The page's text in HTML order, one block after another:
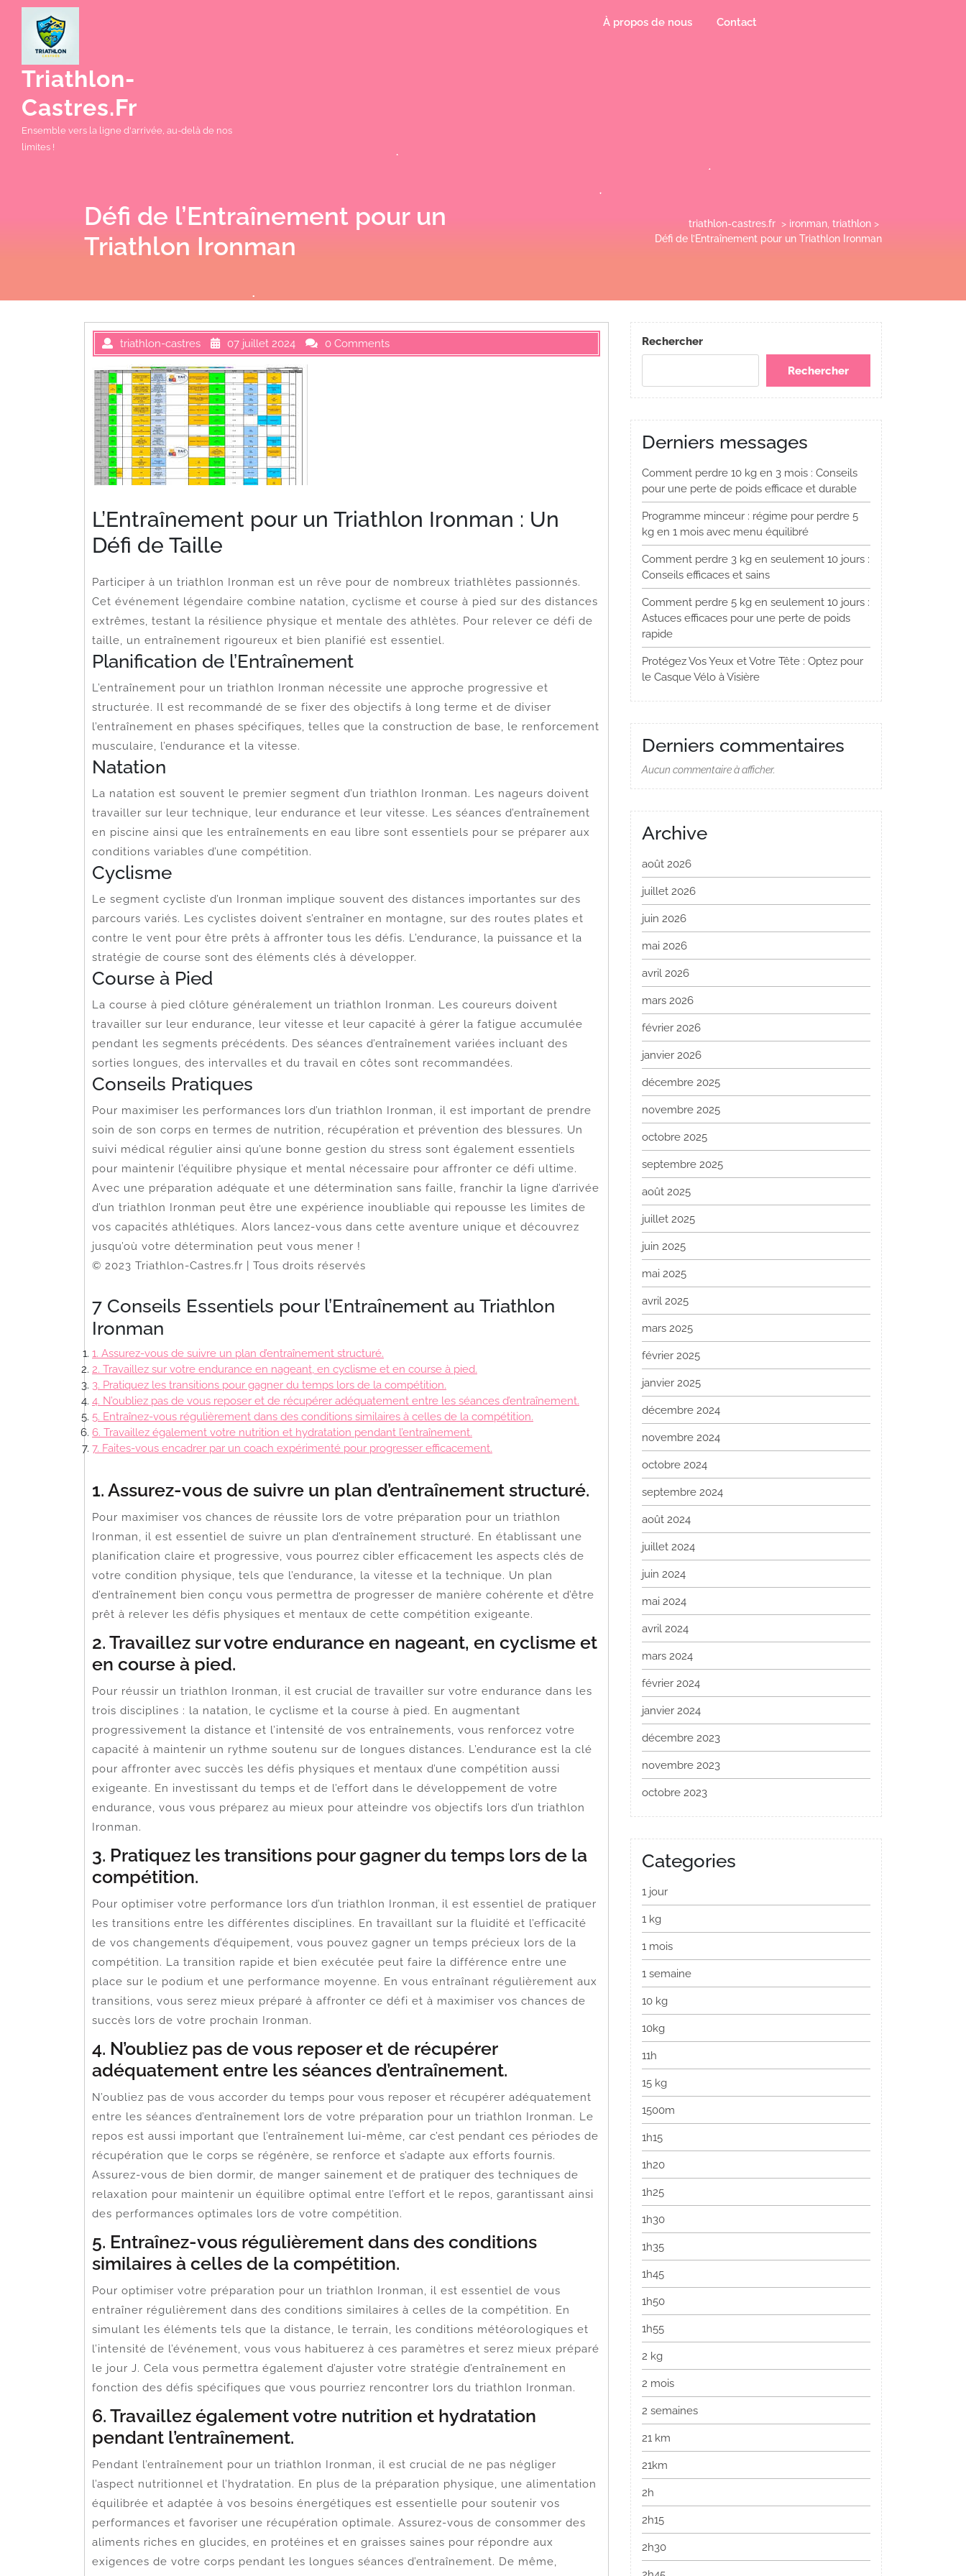
Triathlon-
Castres.fr
Ensemble vers la ligne d'arrivée, au-delà de nos
limites !
À propos de nous Contact
Défi de l’Entraînement pour un
Triathlon Ironman
triathlon-castres.fr > ironman triathlon >
Défi de l’Entraînement pour un Triathlon Ironman
triathlon-castres 07 juillet 2024 0 Comments
L’Entraînement pour un Triathlon Ironman : Un
Défi de Taille
Participer à un triathlon Ironman est un rêve pour de nombreux triathlètes passionnés.
Cet événement légendaire combine natation, cyclisme et course à pied sur des distances
extrêmes, testant la résilience physique et mentale des athlètes. Pour relever ce défi de
taille, un entraînement rigoureux et bien planifié est essentiel.
Planification de l’Entraînement
L’entraînement pour un triathlon Ironman nécessite une approche progressive et
structurée. Il est recommandé de se fixer des objectifs à long terme et de diviser
l’entraînement en phases spécifiques, telles que la construction de base, le renforcement
musculaire, l’endurance et la vitesse.
Natation
La natation est souvent le premier segment d’un triathlon Ironman. Les nageurs doivent
travailler sur leur technique, leur endurance et leur vitesse. Les séances d’entraînement
en piscine ainsi que les entraînements en eau libre sont essentiels pour se préparer aux
conditions variables d’une compétition.
Cyclisme
Le segment cycliste d’un Ironman implique souvent des distances importantes sur des
parcours variés. Les cyclistes doivent s’entraîner en montagne, sur des routes plates et
contre le vent pour être prêts à affronter tous les défis. L’endurance, la puissance et la
stratégie de course sont des éléments clés à développer.
Course à Pied
La course à pied clôture généralement un triathlon Ironman. Les coureurs doivent
travailler sur leur endurance, leur vitesse et leur capacité à gérer la fatigue accumulée
pendant les segments précédents. Des séances d’entraînement variées incluant des
sorties longues, des intervalles et du travail en côtes sont recommandées.
Conseils Pratiques
Pour maximiser les performances lors d’un triathlon Ironman, il est important de prendre
soin de son corps en termes de nutrition, récupération et prévention des blessures. Un
suivi médical régulier ainsi qu’une bonne gestion du stress sont également essentiels
pour maintenir l’équilibre physique et mental nécessaire pour affronter ce défi ultime.
Avec une préparation adéquate et une détermination sans faille, franchir la ligne d’arrivée
d’un triathlon Ironman peut être une expérience inoubliable qui repousse les limites de
vos capacités athlétiques. Alors lancez-vous dans cette aventure unique et découvrez
jusqu’où votre détermination peut vous mener !
© 2023 Triathlon-Castres.fr | Tous droits réservés
7 Conseils Essentiels pour l’Entraînement au Triathlon
Ironman
1. Assurez-vous de suivre un plan d’entraînement structuré.
2. Travaillez sur votre endurance en nageant, en cyclisme et en course à pied.
3. Pratiquez les transitions pour gagner du temps lors de la compétition.
4. N’oubliez pas de vous reposer et de récupérer adéquatement entre les séances d’entraînement.
5. Entraînez-vous régulièrement dans des conditions similaires à celles de la compétition.
6. Travaillez également votre nutrition et hydratation pendant l’entraînement.
7. Faites-vous encadrer par un coach expérimenté pour progresser efficacement.
1. Assurez-vous de suivre un plan d’entraînement structuré.
Pour maximiser vos chances de réussite lors de votre préparation pour un triathlon
Ironman, il est essentiel de suivre un plan d’entraînement structuré. En établissant une
planification claire et progressive, vous pourrez cibler efficacement les aspects clés de
votre condition physique, tels que l’endurance, la vitesse et la technique. Un plan
d’entraînement bien conçu vous permettra de progresser de manière cohérente et d’être
prêt à relever les défis physiques et mentaux de cette compétition exigeante.
2. Travaillez sur votre endurance en nageant, en cyclisme et
en course à pied.
Pour réussir un triathlon Ironman, il est crucial de travailler sur votre endurance dans les
trois disciplines : la natation, le cyclisme et la course à pied. En augmentant
progressivement la distance et l’intensité de vos entraînements, vous renforcez votre
capacité à maintenir un rythme soutenu sur de longues distances. L’endurance est la clé
pour affronter avec succès les défis physiques et mentaux d’une compétition aussi
exigeante. En investissant du temps et de l’effort dans le développement de votre
endurance, vous vous préparez au mieux pour atteindre vos objectifs lors d’un triathlon
Ironman.
3. Pratiquez les transitions pour gagner du temps lors de la
compétition.
Pour optimiser votre performance lors d’un triathlon Ironman, il est essentiel de pratiquer
les transitions entre les différentes disciplines. En travaillant sur la fluidité et l’efficacité
de vos changements d’équipement, vous pouvez gagner un temps précieux lors de la
compétition. La transition rapide et bien exécutée peut faire la différence entre une
place sur le podium et une performance moyenne. En vous entraînant régulièrement aux
transitions, vous serez mieux préparé à affronter ce défi et à maximiser vos chances de
succès lors de votre prochain Ironman.
4. N’oubliez pas de vous reposer et de récupérer
adéquatement entre les séances d’entraînement.
N’oubliez pas de vous accorder du temps pour vous reposer et récupérer adéquatement
entre les séances d’entraînement lors de votre préparation pour un triathlon Ironman. Le
repos est aussi important que l’entraînement lui-même, car c’est pendant ces périodes de
récupération que le corps se régénère, se renforce et s’adapte aux efforts fournis.
Assurez-vous de bien dormir, de manger sainement et de pratiquer des techniques de
relaxation pour maintenir un équilibre optimal entre l’effort et le repos, garantissant ainsi
des performances optimales lors de votre compétition.
5. Entraînez-vous régulièrement dans des conditions
similaires à celles de la compétition.
Pour optimiser votre préparation pour un triathlon Ironman, il est essentiel de vous
entraîner régulièrement dans des conditions similaires à celles de la compétition. En
simulant les éléments tels que la distance, le terrain, les conditions météorologiques et
l’intensité de l’événement, vous vous habituerez à ces paramètres et serez mieux préparé
le jour J. Cela vous permettra également d’ajuster votre stratégie d’entraînement en
fonction des défis spécifiques que vous pourriez rencontrer lors du triathlon Ironman.
6. Travaillez également votre nutrition et hydratation
pendant l’entraînement.
Pendant l’entraînement pour un triathlon Ironman, il est crucial de ne pas négliger
l’aspect nutritionnel et l’hydratation. En plus de la préparation physique, une alimentation
équilibrée et adaptée à vos besoins énergétiques est essentielle pour soutenir vos
performances et favoriser une récupération optimale. Assurez-vous de consommer des
aliments riches en glucides, en protéines et en graisses saines pour répondre aux
exigences de votre corps pendant les longues séances d’entraînement. De même,
Rechercher
Rechercher
Derniers messages
Comment perdre 10 kg en 3 mois : Conseils
pour une perte de poids efficace et durable
Programme minceur : régime pour perdre 5
kg en 1 mois avec menu équilibré
Comment perdre 3 kg en seulement 10 jours :
Conseils efficaces et sains
Comment perdre 5 kg en seulement 10 jours :
Astuces efficaces pour une perte de poids
rapide
Protégez Vos Yeux et Votre Tête : Optez pour
le Casque Vélo à Visière
Derniers commentaires
Aucun commentaire à afficher.
Archive
août 2026
juillet 2026
juin 2026
mai 2026
avril 2026
mars 2026
février 2026
janvier 2026
décembre 2025
novembre 2025
octobre 2025
septembre 2025
août 2025
juillet 2025
juin 2025
mai 2025
avril 2025
mars 2025
février 2025
janvier 2025
décembre 2024
novembre 2024
octobre 2024
septembre 2024
août 2024
juillet 2024
juin 2024
mai 2024
avril 2024
mars 2024
février 2024
janvier 2024
décembre 2023
novembre 2023
octobre 2023
Categories
1 jour
1 kg
1 mois
1 semaine
10 kg
10kg
11h
15 kg
1500m
1h15
1h20
1h25
1h30
1h35
1h45
1h50
1h55
2 kg
2 mois
2 semaines
21 km
21km
2h
2h15
2h30